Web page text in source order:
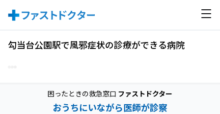
勾当台公園駅で風邪症状の診療ができる病院
困ったときの救急窓口 ファストドクター
おうちにいながら医師が診察